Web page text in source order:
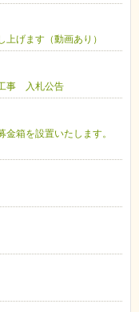
上げます（動画あり）
事 入札公告
箱を設置いたします。